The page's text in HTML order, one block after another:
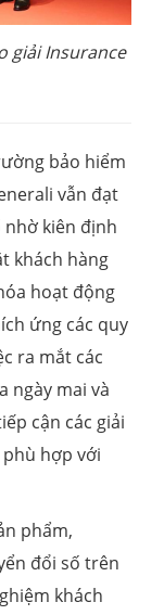
giải Insurance
bảo hiểm
vẫn đạt
kiên định
khách hàng
hoạt động
ứng các quy
ra mắt các
ngày mai và
cận các giải
hợp với
phẩm,
đổi số trên
khách